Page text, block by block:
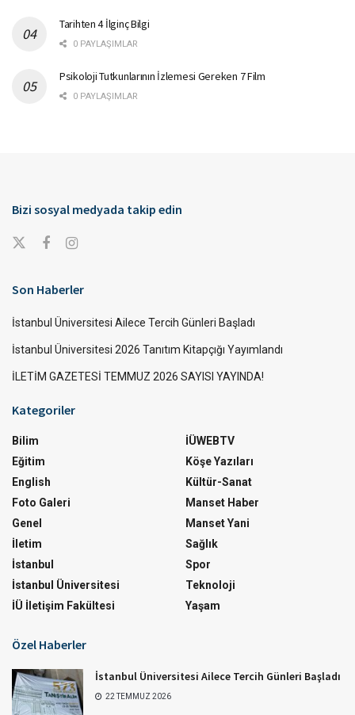
Tarihten 4 İlginç Bilgi
0 PAYLAŞIMLAR
Psikoloji Tutkunlarının İzlemesi Gereken 7 Film
0 PAYLAŞIMLAR
Bizi sosyal medyada takip edin
Son Haberler
İstanbul Üniversitesi Ailece Tercih Günleri Başladı
İstanbul Üniversitesi 2026 Tanıtım Kitapçığı Yayımlandı
İLETİM GAZETESİ TEMMUZ 2026 SAYISI YAYINDA!
Kategoriler
Bilim
Eğitim
English
Foto Galeri
Genel
İletim
İstanbul
İstanbul Üniversitesi
İÜ İletişim Fakültesi
İÜWEBTV
Köşe Yazıları
Kültür-Sanat
Manset Haber
Manset Yani
Sağlık
Spor
Teknoloji
Yaşam
Özel Haberler
İstanbul Üniversitesi Ailece Tercih Günleri Başladı
22 TEMMUZ 2026